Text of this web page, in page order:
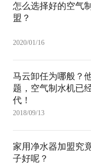
怎么选择好的空气
盟？
2020/01/16
马云卸任为哪般？
题，空气制水机已
代！
2018/09/13
家用净水器加盟究
子好呢？